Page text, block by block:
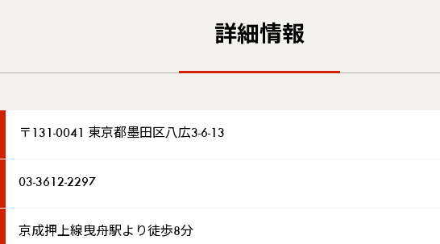
詳細情報
〒131-0041 東京都墨田区八広3-6-13
03-3612-2297
京成押上線曳舟駅より徒歩8分